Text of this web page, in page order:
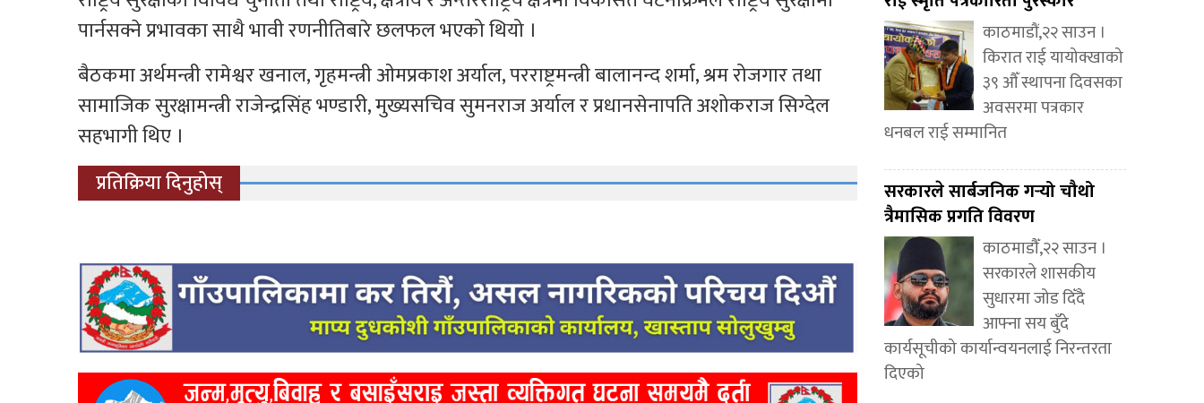
पार्नसक्ने प्रभावका साथै भावी रणनीतिबारे छलफल भएको थियो ।
बैठकमा अर्थमन्त्री रामेश्वर खनाल, गृहमन्त्री ओमप्रकाश अर्याल, परराष्ट्रमन्त्री बालानन्द शर्मा, श्रम रोजगार तथा
सामाजिक सुरक्षामन्त्री राजेन्द्रसिंह भण्डारी, मुख्यसचिव सुमनराज अर्याल र प्रधानसेनापति अशोकराज सिग्देल
सहभागी थिए ।
प्रतिक्रिया दिनुहोस्
काठमाडौं,२२ साउन ।
किरात राई यायोक्खाको
३९ औँ स्थापना दिवसका
अवसरमा पत्रकार
धनबल राई सम्मानित
सरकारले सार्बजनिक गर्‍यो चौथो
त्रैमासिक प्रगति विवरण
काठमाडौँ,२२ साउन ।
सरकारले शासकीय
सुधारमा जोड दिँदै
आफ्ना सय बुँदे
कार्यसूचीको कार्यान्वयनलाई निरन्तरता
दिएको